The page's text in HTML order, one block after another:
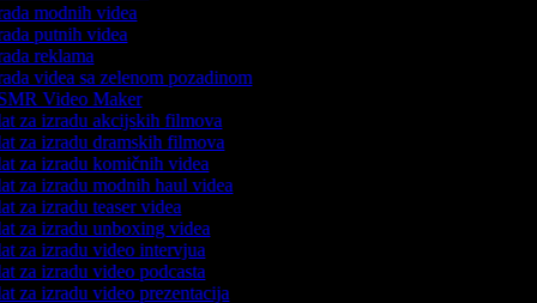
modnih videa
putnih videa
reklama
videa sa zelenom pozadinom
Video Maker
za izradu akcijskih filmova
za izradu dramskih filmova
za izradu komičnih videa
za izradu modnih haul videa
za izradu teaser videa
za izradu unboxing videa
za izradu video intervjua
za izradu video podcasta
za izradu video prezentacija